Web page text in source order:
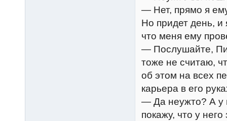
— Нет, прямо я
Но придет день, и
что меня ему
— Послушайте,
тоже не считаю,
об этом на всех
карьера в его
— Да неужто? А у
покажу, что у